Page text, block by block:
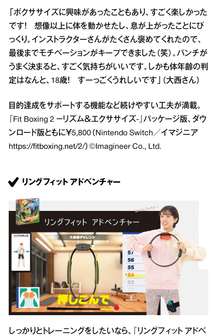
「ボクササイズに興味があったこともあり、すごく楽しかった
です！ 想像以上に体を動かせたし、息が上がったことにび
っくり。インストラクターさんがたくさん褒めてくれたので、
最後までモチベーションがキープできました（笑）。パンチが
うまく決まると、すごく気持ちがいいです。しかも体年齢の判
定はなんと、18歳！ すーっごくうれしいです」（大西さん）
目的達成をサポートする機能など続けやすい工夫が満載。
『Fit Boxing 2 －リズム＆エクササイズ-』パッケージ版、ダウ
ンロード版ともに￥5,800（Nintendo Switch／イマジニア
https://fitboxing.net/2/）©Imagineer Co., Ltd.
リングフィット アドベンチャー
しっかりとトレーニングをしたいなら、『リングフィット アドベ